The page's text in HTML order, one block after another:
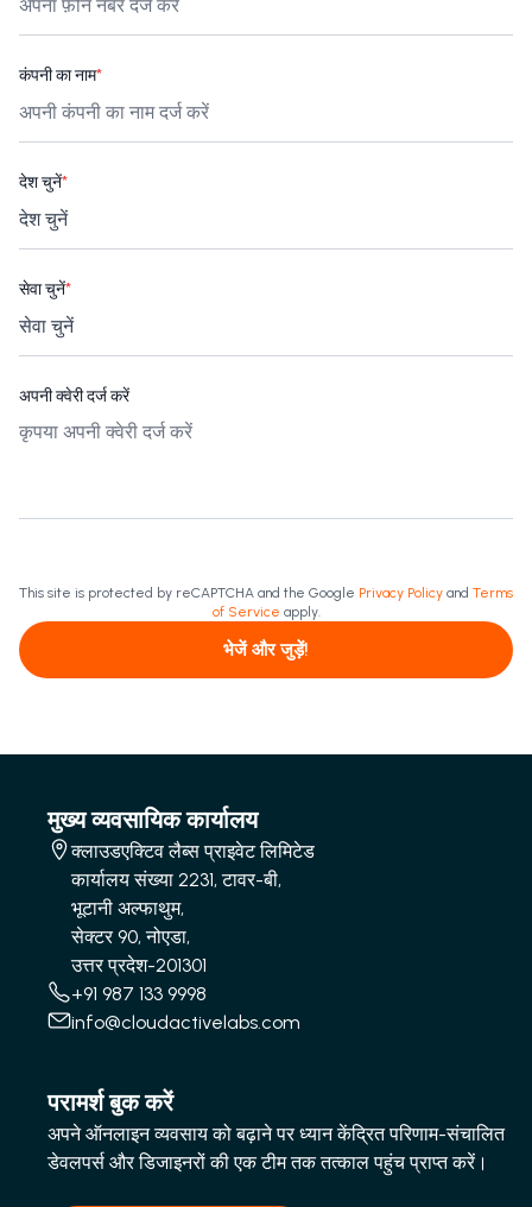
कंपनी का नाम*
देश चुनें*
सेवा चुनें*
अपनी क्वेरी दर्ज करें
This site is protected by reCAPTCHA and the Google Privacy Policy and Terms
of Service apply.
भेजें और जुड़ें!
मुख्य व्यवसायिक कार्यालय
क्लाउडएक्टिव लैब्स प्राइवेट लिमिटेड
कार्यालय संख्या 2231, टावर-बी,
भूटानी अल्फाथुम,
सेक्टर 90, नोएडा,
उत्तर प्रदेश-201301
+91 987 133 9998
info@cloudactivelabs.com
परामर्श बुक करें
अपने ऑनलाइन व्यवसाय को बढ़ाने पर ध्यान केंद्रित परिणाम-संचालित
डेवलपर्स और डिजाइनरों की एक टीम तक तत्काल पहुंच प्राप्त करें।